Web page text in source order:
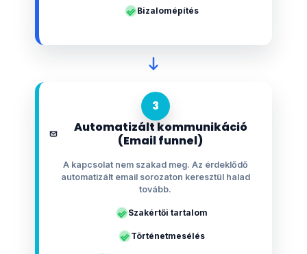
Bizalomépítés
3
Automatizált kommunikáció
(Email funnel)
A kapcsolat nem szakad meg. Az érdeklődő
automatizált email sorozaton keresztül halad
tovább.
Szakértői tartalom
Történetmesélés